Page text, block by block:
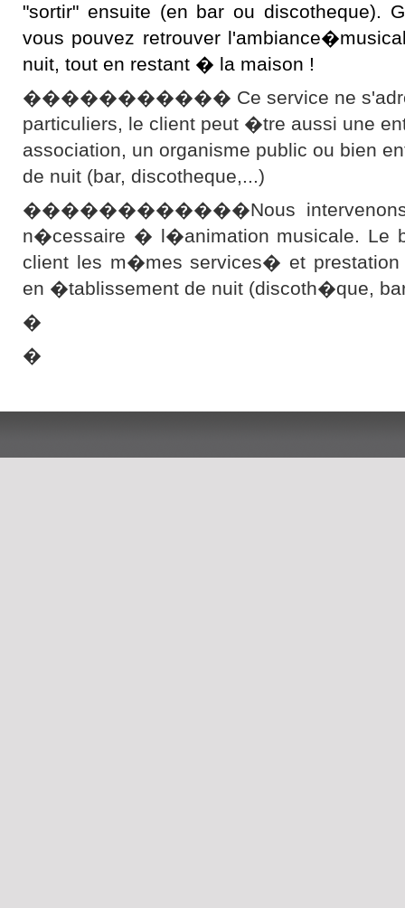
"sortir" ensuite (en bar ou discotheque).
vous pouvez retrouver
nuit, tout en restant � la maison !
����������� Ce service ne
particuliers, le client peut �tre aussi une
association, un organisme public ou bien
de nuit (bar, discotheque,...)
������������Nous intervenons
n�cessaire � l�animation musicale. Le
client les m�mes services� et
en �tablissement de nuit (discoth�que,
�
�